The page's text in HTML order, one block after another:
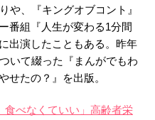
や、『キングオブコント』
番組『人生が変わる1分間
出演したこともある。昨年
いて綴った『まんがでもわ
たの？』を出版。
食べなくていい」高齢者栄